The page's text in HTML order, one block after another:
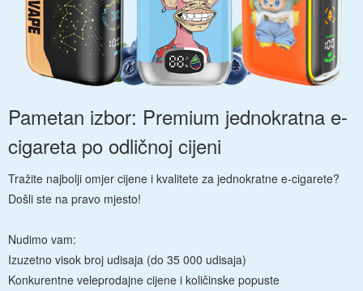
Pametan izbor: Premium jednokratna e-
cigareta po odličnoj cijeni
Tražite najbolji omjer cijene i kvalitete za jednokratne e-cigarete?
Došli ste na pravo mjesto!
Nudimo vam:
Izuzetno visok broj udisaja (do 35 000 udisaja)
Konkurentne veleprodajne cijene i količinske popuste